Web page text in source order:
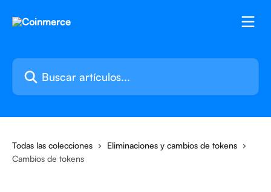
Buscar artículos...
Todas las colecciones
Eliminaciones y cambios de tokens
Cambios de tokens